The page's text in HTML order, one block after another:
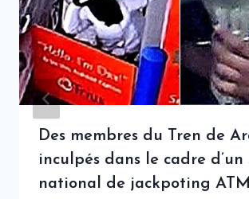
Des membres du Tren de
inculpés dans le cadre d’un
national de jackpoting ATM